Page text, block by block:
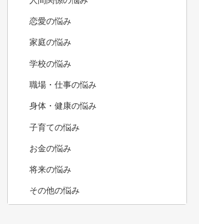
恋愛の悩み
家庭の悩み
学校の悩み
職場・仕事の悩み
身体・健康の悩み
子育ての悩み
お金の悩み
将来の悩み
その他の悩み